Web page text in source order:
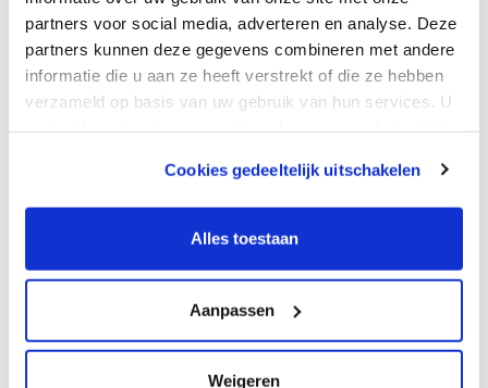
partners voor social media, adverteren en analyse. Deze
partners kunnen deze gegevens combineren met andere
informatie die u aan ze heeft verstrekt of die ze hebben
verzameld op basis van uw gebruik van hun services. U
We werken samen met12 derdendie uw gegevens
kunnen ontvangen en verwerken.
Cookies gedeeltelijk uitschakelen
Alles toestaan
Aanpassen
Weigeren
Kontakt
Van den Borne GmbH
Saime-Genc-Ring 37
DE-53121 Bonn
T. +49 (0)228 / 350 395 08
E. info@vandenborne.de
08:00 - 12:00 & 12:30-17:30